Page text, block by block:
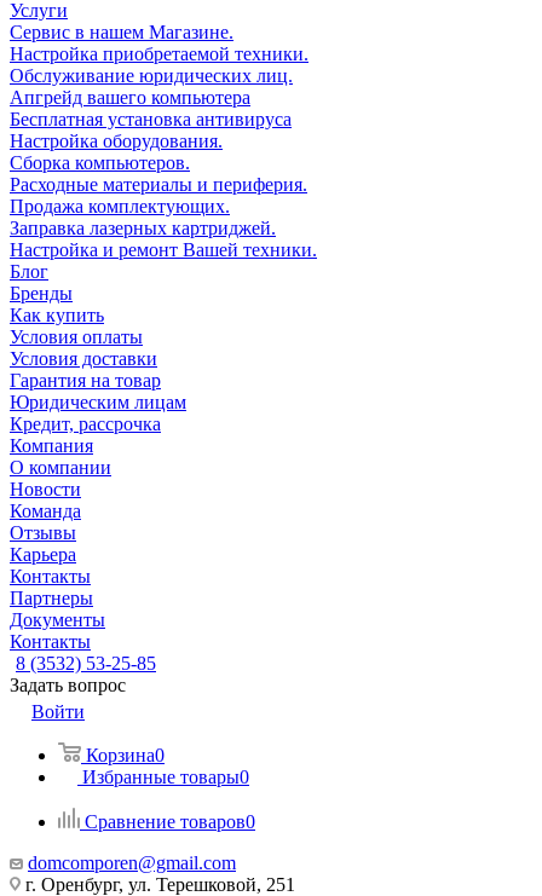
Услуги
Сервис в нашем Магазине.
Настройка приобретаемой техники.
Обслуживание юридических лиц.
Апгрейд вашего компьютера
Бесплатная установка антивируса
Настройка оборудования.
Сборка компьютеров.
Расходные материалы и периферия.
Продажа комплектующих.
Заправка лазерных картриджей.
Настройка и ремонт Вашей техники.
Блог
Бренды
Как купить
Условия оплаты
Условия доставки
Гарантия на товар
Юридическим лицам
Кредит, рассрочка
Компания
О компании
Новости
Команда
Отзывы
Карьера
Контакты
Партнеры
Документы
Контакты
8 (3532) 53-25-85
Задать вопрос
Войти
Корзина0
Избранные товары0
Сравнение товаров0
domcomporen@gmail.com
г. Оренбург, ул. Терешковой, 251